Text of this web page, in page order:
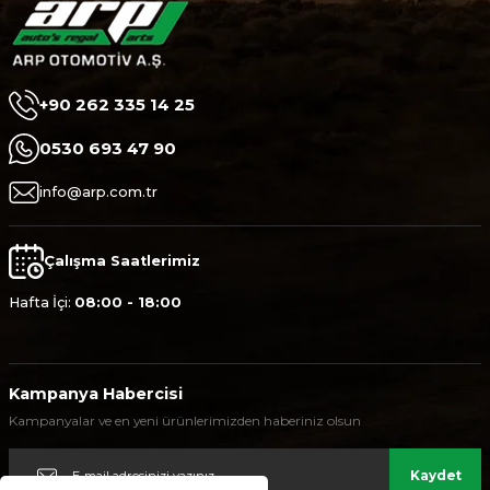
WhatsApp ile Sipariş
Ürünü İncele
+90 262 335 14 25
0530 693 47 90
info@arp.com.tr
Çalışma Saatlerimiz
Hafta İçi: 08:00 - 18:00
Kampanya Habercisi
Kampanyalar ve en yeni ürünlerimizden haberiniz olsun
Kaydet